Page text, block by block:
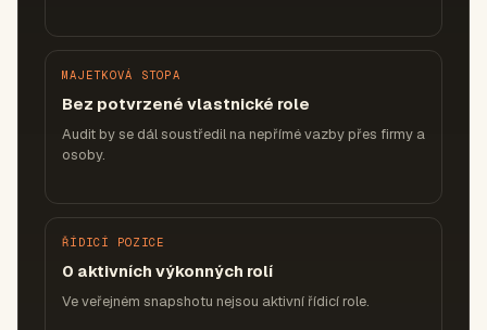
MAJETKOVÁ STOPA
Bez potvrzené vlastnické role
Audit by se dál soustředil na nepřímé vazby přes firmy a
osoby.
ŘÍDICÍ POZICE
0 aktivních výkonných rolí
Ve veřejném snapshotu nejsou aktivní řídicí role.